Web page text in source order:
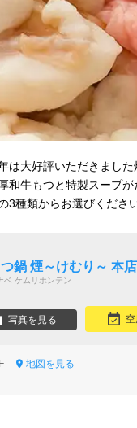
は大好評いただきまし
牛もつと特製スープが
3種類からお選びくださ
鍋 煙～けむり～ 本店
ベ ケムリホンテン
写真を見る
地図を見る